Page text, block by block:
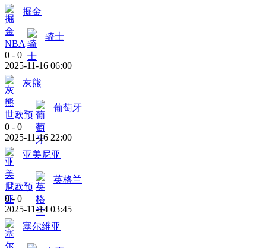
掘金
NBA
骑士
0 - 0
2025-11-16 06:00
灰熊
世欧预
葡萄牙
0 - 0
2025-11-16 22:00
亚美尼亚
世欧预
英格兰
0 - 0
2025-11-14 03:45
塞尔维亚